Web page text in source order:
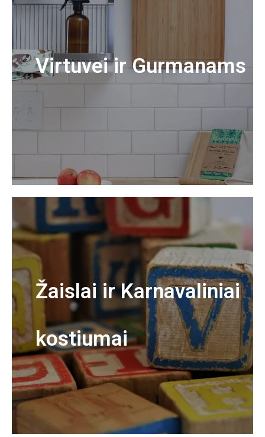
Virtuvei ir Gurmanams
Žaislai ir Karnavaliniai
kostiumai